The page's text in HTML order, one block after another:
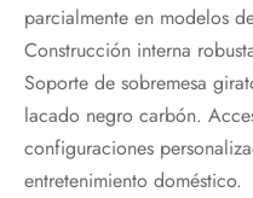
parcialmente en modelos
Construcción interna
Soporte de sobremesa
lacado negro carbón.
configuraciones
entretenimiento doméstico.